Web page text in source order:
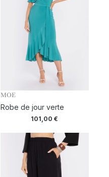
MOE
Robe de jour verte
101,00€